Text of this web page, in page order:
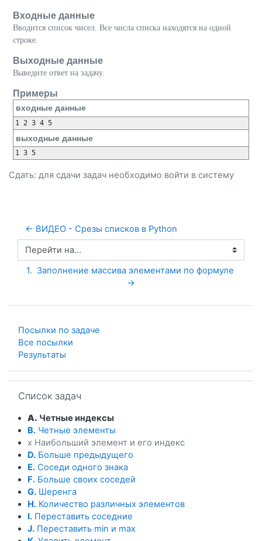
Входные данные
Вводится список чисел. Все числа списка находятся на одной
строке.
Выходные данные
Выведите ответ на задачу.
Примеры
входные данные
выходные данные
Сдать: для сдачи задач необходимо войти в систему
← ВИДЕО - Срезы списков в Python
Перейти на...
1.  Заполнение массива элементами по формуле
→
Посылки по задаче
Все посылки
Результаты
Список задач
A. Четные индексы
B. Четные элементы
x Наибольший элемент и его индекс
D. Больше предыдущего
E. Соседи одного знака
F. Больше своих соседей
G. Шеренга
H. Количество различных элементов
I. Переставить соседние
J. Переставить min и max